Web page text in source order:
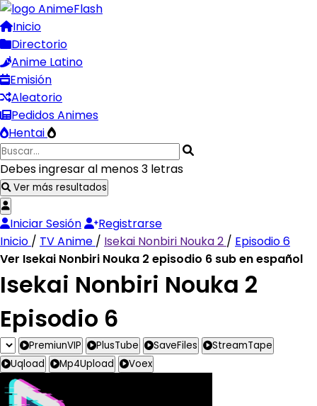
Inicio
Directorio
Anime Latino
Emisión
Aleatorio
Pedidos Animes
Hentai
Debes ingresar al menos 3 letras
Ver más resultados
Iniciar Sesión
Registrarse
Inicio / TV Anime / Isekai Nonbiri Nouka 2 / Episodio 6
Ver Isekai Nonbiri Nouka 2 episodio 6 sub en español
Isekai Nonbiri Nouka 2
Episodio 6
PremiunVIP PlusTube SaveFiles
StreamTape
Uqload
Mp4Upload Voex